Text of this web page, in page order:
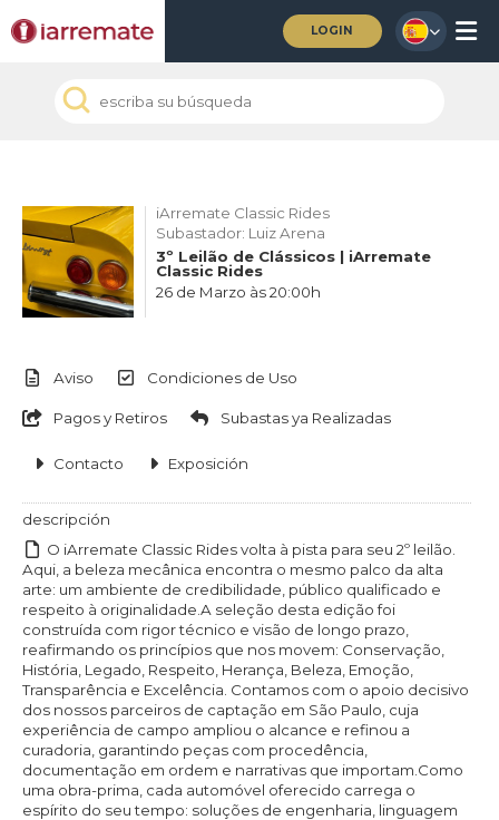
LOGIN
iArremate Classic Rides
Subastador: Luiz Arena
3º Leilão de Clássicos | iArremate
Classic Rides
26 de Marzo às 20:00h
Aviso Condiciones de Uso
Pagos y Retiros Subastas ya Realizadas
Contacto Exposición
descripción
O iArremate Classic Rides volta à pista para seu 2º leilão.
Aqui, a beleza mecânica encontra o mesmo palco da alta
arte: um ambiente de credibilidade, público qualificado e
respeito à originalidade.A seleção desta edição foi
construída com rigor técnico e visão de longo prazo,
reafirmando os princípios que nos movem: Conservação,
História, Legado, Respeito, Herança, Beleza, Emoção,
Transparência e Excelência. Contamos com o apoio decisivo
dos nossos parceiros de captação em São Paulo, cuja
experiência de campo ampliou o alcance e refinou a
curadoria, garantindo peças com procedência,
documentação em ordem e narrativas que importam.Como
uma obra-prima, cada automóvel oferecido carrega o
espírito do seu tempo: soluções de engenharia, linguagem